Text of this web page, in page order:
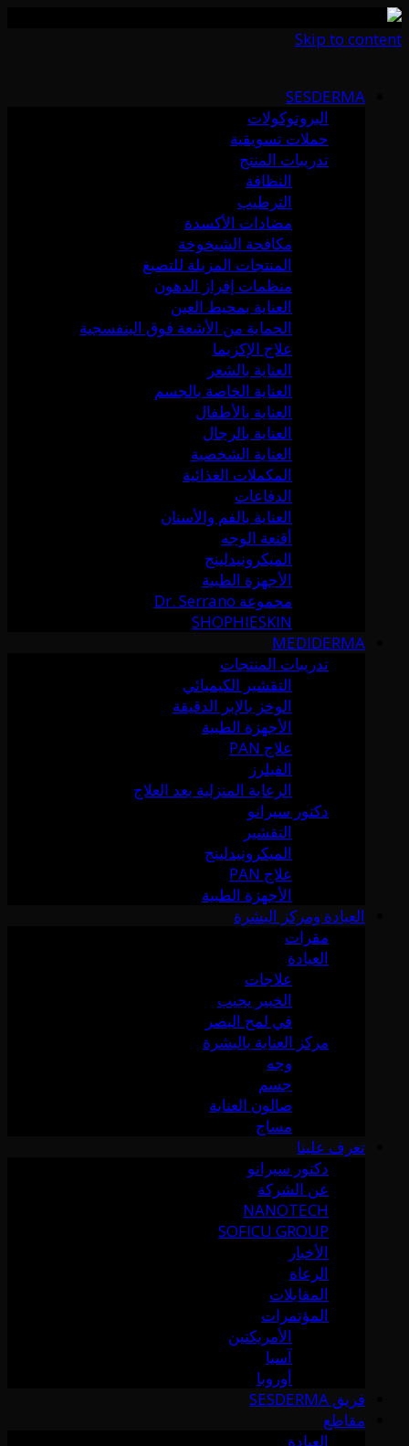
Skip to content
SESDERMA
البروتوكولات
حملات تسويقية
تدريبات المنتج
النظافة
الترطيب
مضادات الأكسدة
مكافحة الشيخوخة
المنتجات المزيلة للتصبغ
منظمات إفراز الدهون
العناية بمحيط العين
الحماية من الأشعة فوق البنفسجية
علاج الإكزيما
العناية بالشعر
العناية الخاصة بالجسم
العناية بالأطفال
العناية بالرجال
العناية الشخصية
المكملات الغذائية
الدفاعات
العناية بالفم والأسنان
أقنعة الوجه
الميكرونيدلينج
الأجهزة الطبية
مجموعة Dr. Serrano
SHOPHIESKIN
MEDIDERMA
تدريبات المنتجات
التقشير الكيميائي
الوخز بالإبر الدقيقة
الأجهزة الطبية
علاج PAN
الفيلرز
الرعاية المنزلية بعد العلاج
دكتور سيرانو
التقشير
الميكرونيدلينج
علاج PAN
الأجهزة الطبية
العيادة ومركز البشرة
مقرات
العيادة
علاجات
الخبير يجيب
في لمح البصر
مركز العناية بالبشرة
وجه
جسم
صالون العناية
مساج
تعرف علينا
دكتور سيرانو
عن الشركة
NANOTECH
SOFICU GROUP
الأخبار
الرعاة
المقابلات
المؤتمرات
الأمريكتين
آسيا
أوروبا
فريق SESDERMA
مقاطع
العيادة